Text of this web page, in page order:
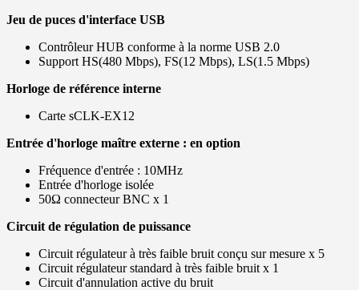
Jeu de puces d'interface USB
Contrôleur HUB conforme à la norme USB 2.0
Support HS(480 Mbps), FS(12 Mbps), LS(1.5 Mbps)
Horloge de référence interne
Carte sCLK-EX12
Entrée d'horloge maître externe : en option
Fréquence d'entrée : 10MHz
Entrée d'horloge isolée
50Ω connecteur BNC x 1
Circuit de régulation de puissance
Circuit régulateur à très faible bruit conçu sur mesure x 5
Circuit régulateur standard à très faible bruit x 1
Circuit d'annulation active du bruit